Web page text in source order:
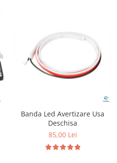
Banda Led Avertizare Usa
Deschisa
85,00 Lei